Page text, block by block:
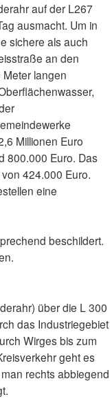
auf der L267
ausmacht. Um in
sichere als auch
an den
langen
Millionen Euro
800.000 Euro. Das
424.000 Euro.
eine
beschildert.
über die L 300
das Industriegebiet
Wirges bis zum
geht es
rechts abbiegend